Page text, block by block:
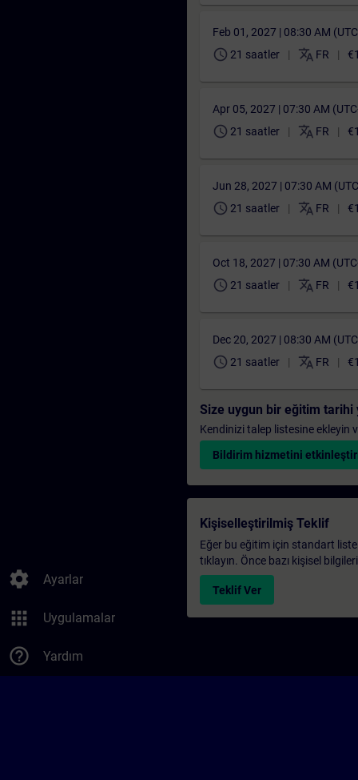
settings Ayarlar
apps Uygulamalar
help_outline Yardım
Feb 01, 2027 | 08:30 AM
schedule 21 saatler translate FR
Apr 05, 2027 | 07:30 AM
schedule 21 saatler translate FR
Jun 28, 2027 | 07:30 AM
schedule 21 saatler translate FR
Oct 18, 2027 | 07:30 AM
schedule 21 saatler translate FR
Dec 20, 2027 | 08:30 AM
schedule 21 saatler translate FR
Size uygun bir eğitim tarihi
Kendinizi talep listesine ekleyin
Bildirim hizmetini
Kişiselleştirilmiş Teklif
Eğer bu eğitim için standart
tıklayın. Önce bazı kişisel
Teklif Ver